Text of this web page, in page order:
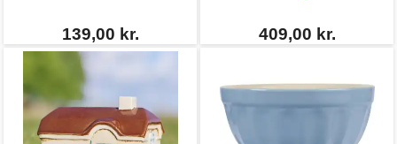
139,00 kr. 409,00 kr.